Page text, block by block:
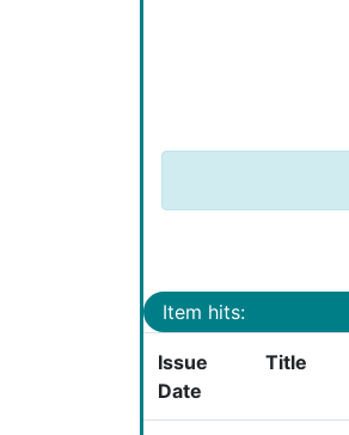
Item hits:
Issue
Date
Title